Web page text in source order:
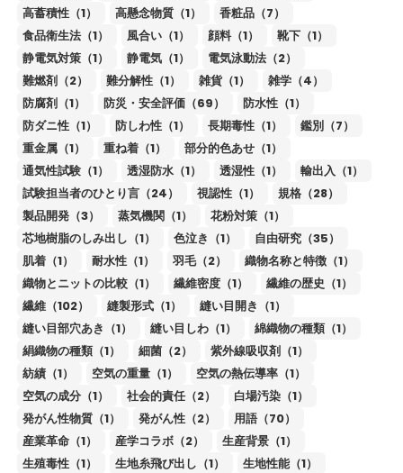
高蓄積性（1）
高懸念物質（1）
香粧品（7）
食品衛生法（1）
風合い（1） 顔料（1）
靴下（1）
静電気対策（1）
静電気（1）
電気泳動法（2）
難燃剤（2）
難分解性（1） 雑貨（1）
雑学（4）
防腐剤（1）
防災・安全評価（69）
防水性（1）
防ダニ性（1）
防しわ性（1） 長期毒性（1）
鑑別（7）
重金属（1）
重ね着（1）
部分的色あせ（1）
通気性試験（1）
透湿防水（1） 透湿性（1）
輸出入（1）
試験担当者のひとり言（24）
視認性（1）
規格（28）
製品開発（3）
蒸気機関（1）
花粉対策（1）
芯地樹脂のしみ出し（1）
色泣き（1）
自由研究（35）
肌着（1）
耐水性（1） 羽毛（2）
織物名称と特徴（1）
織物とニットの比較（1）
繊維密度（1）
繊維の歴史（1）
繊維（102）
縫製形式（1）
縫い目開き（1）
縫い目部穴あき（1）
縫い目しわ（1）
綿織物の種類（1）
絹織物の種類（1）
細菌（2）
紫外線吸収剤（1）
紡績（1）
空気の重量（1）
空気の熱伝導率（1）
空気の成分（1）
社会的責任（2）
白場汚染（1）
発がん性物質（1）
発がん性（2）
用語（70）
産業革命（1）
産学コラボ（2）
生産背景（1）
生殖毒性（1）
生地糸飛び出し（1）
生地性能（1）